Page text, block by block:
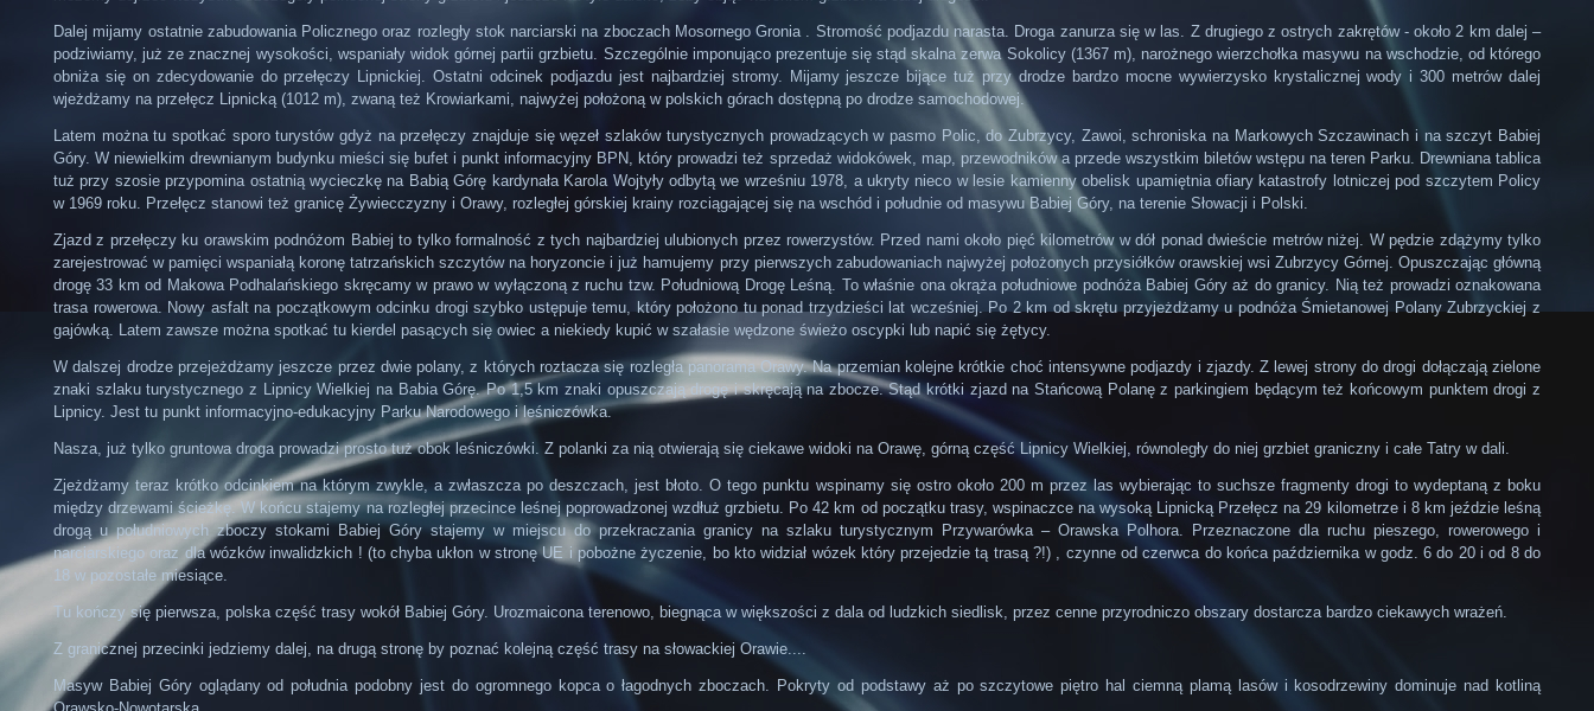
Dalej mijamy ostatnie zabudowania Policznego oraz rozległy stok narciarski na zboczach Mosornego Gronia . Stromość podjazdu narasta. Droga zanurza się w las. Z drugiego z ostrych zakrętów - około 2 km dalej –
podziwiamy, już ze znacznej wysokości, wspaniały widok górnej partii grzbietu. Szczególnie imponująco prezentuje się stąd skalna zerwa Sokolicy (1367 m), narożnego wierzchołka masywu na wschodzie, od którego
obniża się on zdecydowanie do przełęczy Lipnickiej. Ostatni odcinek podjazdu jest najbardziej stromy. Mijamy jeszcze bijące tuż przy drodze bardzo mocne wywierzysko krystalicznej wody i 300 metrów dalej
wjeżdżamy na przełęcz Lipnicką (1012 m), zwaną też Krowiarkami, najwyżej położoną w polskich górach dostępną po drodze samochodowej.
Latem można tu spotkać sporo turystów gdyż na przełęczy znajduje się węzeł szlaków turystycznych prowadzących w pasmo Polic, do Zubrzycy, Zawoi, schroniska na Markowych Szczawinach i na szczyt Babiej
Góry. W niewielkim drewnianym budynku mieści się bufet i punkt informacyjny BPN, który prowadzi też sprzedaż widokówek, map, przewodników a przede wszystkim biletów wstępu na teren Parku. Drewniana tablica
tuż przy szosie przypomina ostatnią wycieczkę na Babią Górę kardynała Karola Wojtyły odbytą we wrześniu 1978, a ukryty nieco w lesie kamienny obelisk upamiętnia ofiary katastrofy lotniczej pod szczytem Policy
w 1969 roku. Przełęcz stanowi też granicę Żywiecczyzny i Orawy, rozległej górskiej krainy rozciągającej się na wschód i południe od masywu Babiej Góry, na terenie Słowacji i Polski.
Zjazd z przełęczy ku orawskim podnóżom Babiej to tylko formalność z tych najbardziej ulubionych przez rowerzystów. Przed nami około pięć kilometrów w dół ponad dwieście metrów niżej. W pędzie zdążymy tylko
zarejestrować w pamięci wspaniałą koronę tatrzańskich szczytów na horyzoncie i już hamujemy przy pierwszych zabudowaniach najwyżej położonych przysiółków orawskiej wsi Zubrzycy Górnej. Opuszczając główną
drogę 33 km od Makowa Podhalańskiego skręcamy w prawo w wyłączoną z ruchu tzw. Południową Drogę Leśną. To właśnie ona okrąża południowe podnóża Babiej Góry aż do granicy. Nią też prowadzi oznakowana
trasa rowerowa. Nowy asfalt na początkowym odcinku drogi szybko ustępuje temu, który położono tu ponad trzydzieści lat wcześniej. Po 2 km od skrętu przyjeżdżamy u podnóża Śmietanowej Polany Zubrzyckiej z
gajówką. Latem zawsze można spotkać tu kierdel pasących się owiec a niekiedy kupić w szałasie wędzone świeżo oscypki lub napić się żętycy.
W dalszej drodze przejeżdżamy jeszcze przez dwie polany, z których roztacza się rozległa panorama Orawy. Na przemian kolejne krótkie choć intensywne podjazdy i zjazdy. Z lewej strony do drogi dołączają zielone
znaki szlaku turystycznego z Lipnicy Wielkiej na Babia Górę. Po 1,5 km znaki opuszczają drogę i skręcają na zbocze. Stąd krótki zjazd na Stańcową Polanę z parkingiem będącym też końcowym punktem drogi z
Lipnicy. Jest tu punkt informacyjno-edukacyjny Parku Narodowego i leśniczówka.
Nasza, już tylko gruntowa droga prowadzi prosto tuż obok leśniczówki. Z polanki za nią otwierają się ciekawe widoki na Orawę, górną część Lipnicy Wielkiej, równoległy do niej grzbiet graniczny i całe Tatry w dali.
Zjeżdżamy teraz krótko odcinkiem na którym zwykle, a zwłaszcza po deszczach, jest błoto. O tego punktu wspinamy się ostro około 200 m przez las wybierając to suchsze fragmenty drogi to wydeptaną z boku
między drzewami ścieżkę. W końcu stajemy na rozległej przecince leśnej poprowadzonej wzdłuż grzbietu. Po 42 km od początku trasy, wspinaczce na wysoką Lipnicką Przełęcz na 29 kilometrze i 8 km jeździe leśną
drogą u południowych zboczy stokami Babiej Góry stajemy w miejscu do przekraczania granicy na szlaku turystycznym Przywarówka – Orawska Polhora. Przeznaczone dla ruchu pieszego, rowerowego i
narciarskiego oraz dla wózków inwalidzkich ! (to chyba ukłon w stronę UE i pobożne życzenie, bo kto widział wózek który przejedzie tą trasą ?!) , czynne od czerwca do końca października w godz. 6 do 20 i od 8 do
18 w pozostałe miesiące.
Tu kończy się pierwsza, polska część trasy wokół Babiej Góry. Urozmaicona terenowo, biegnąca w większości z dala od ludzkich siedlisk, przez cenne przyrodniczo obszary dostarcza bardzo ciekawych wrażeń.
Z granicznej przecinki jedziemy dalej, na drugą stronę by poznać kolejną część trasy na słowackiej Orawie....
Masyw Babiej Góry oglądany od południa podobny jest do ogromnego kopca o łagodnych zboczach. Pokryty od podstawy aż po szczytowe piętro hal ciemną plamą lasów i kosodrzewiny dominuje nad kotliną